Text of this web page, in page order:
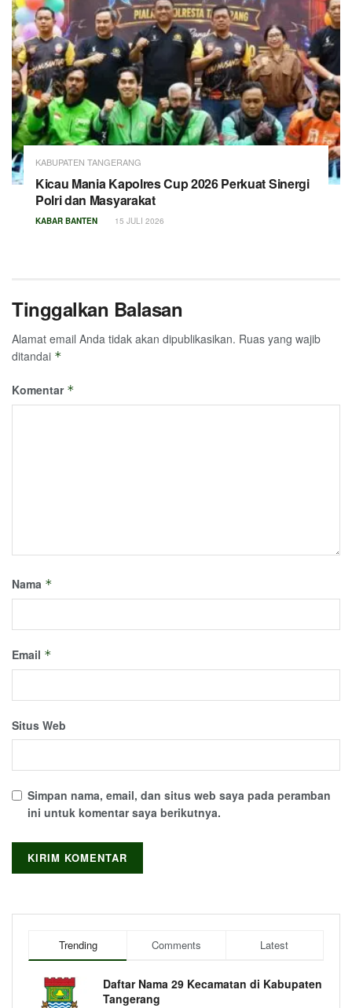
KABUPATEN TANGERANG
Kicau Mania Kapolres Cup 2026 Perkuat Sinergi
Polri dan Masyarakat
KABAR BANTEN 15 JULI 2026
Tinggalkan Balasan
Alamat email Anda tidak akan dipublikasikan. Ruas yang wajib
ditandai *
Komentar *
Nama *
Email *
Situs Web
Simpan nama, email, dan situs web saya pada peramban
ini untuk komentar saya berikutnya.
Trending Comments Latest
Daftar Nama 29 Kecamatan di Kabupaten
Tangerang